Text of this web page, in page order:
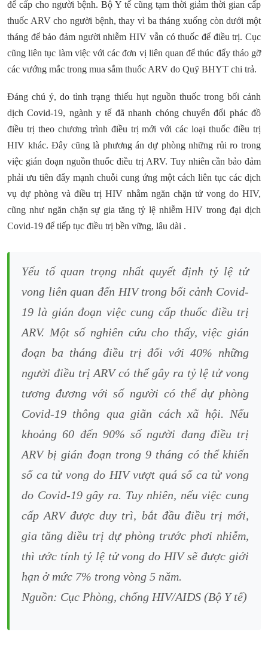
để cấp cho người bệnh. Bộ Y tế cũng tạm thời giảm thời gian cấp
thuốc ARV cho người bệnh, thay vì ba tháng xuống còn dưới một
tháng để bảo đảm người nhiễm HIV vẫn có thuốc để điều trị. Cục
cũng liên tục làm việc với các đơn vị liên quan để thúc đẩy tháo gỡ
các vướng mắc trong mua sắm thuốc ARV do Quỹ BHYT chi trả.
Đáng chú ý, do tình trạng thiếu hụt nguồn thuốc trong bối cảnh
dịch Covid-19, ngành y tế đã nhanh chóng chuyển đổi phác đồ
điều trị theo chương trình điều trị mới với các loại thuốc điều trị
HIV khác. Đây cũng là phương án dự phòng những rủi ro trong
việc gián đoạn nguồn thuốc điều trị ARV. Tuy nhiên cần bảo đảm
phải ưu tiên đẩy mạnh chuỗi cung ứng một cách liên tục các dịch
vụ dự phòng và điều trị HIV nhằm ngăn chặn tử vong do HIV,
cũng như ngăn chặn sự gia tăng tỷ lệ nhiễm HIV trong đại dịch
Covid-19 để tiếp tục điều trị bền vững, lâu dài .
Yếu tố quan trọng nhất quyết định tỷ lệ tử
vong liên quan đến HIV trong bối cảnh Covid-
19 là gián đoạn việc cung cấp thuốc điều trị
ARV. Một số nghiên cứu cho thấy, việc gián
đoạn ba tháng điều trị đối với 40% những
người điều trị ARV có thể gây ra tỷ lệ tử vong
tương đương với số người có thể dự phòng
Covid-19 thông qua giãn cách xã hội. Nếu
khoảng 60 đến 90% số người đang điều trị
ARV bị gián đoạn trong 9 tháng có thể khiến
số ca tử vong do HIV vượt quá số ca tử vong
do Covid-19 gây ra. Tuy nhiên, nếu việc cung
cấp ARV được duy trì, bắt đầu điều trị mới,
gia tăng điều trị dự phòng trước phơi nhiễm,
thì ước tính tỷ lệ tử vong do HIV sẽ được giới
hạn ở mức 7% trong vòng 5 năm.
Nguồn: Cục Phòng, chống HIV/AIDS (Bộ Y tế)